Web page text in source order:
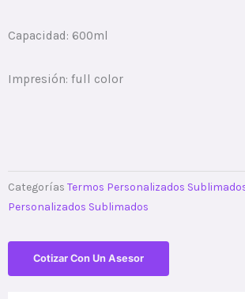
Capacidad: 600ml
Impresión: full color
Categorías Termos Personalizados
Personalizados Sublimados
Cotizar Con Un Asesor